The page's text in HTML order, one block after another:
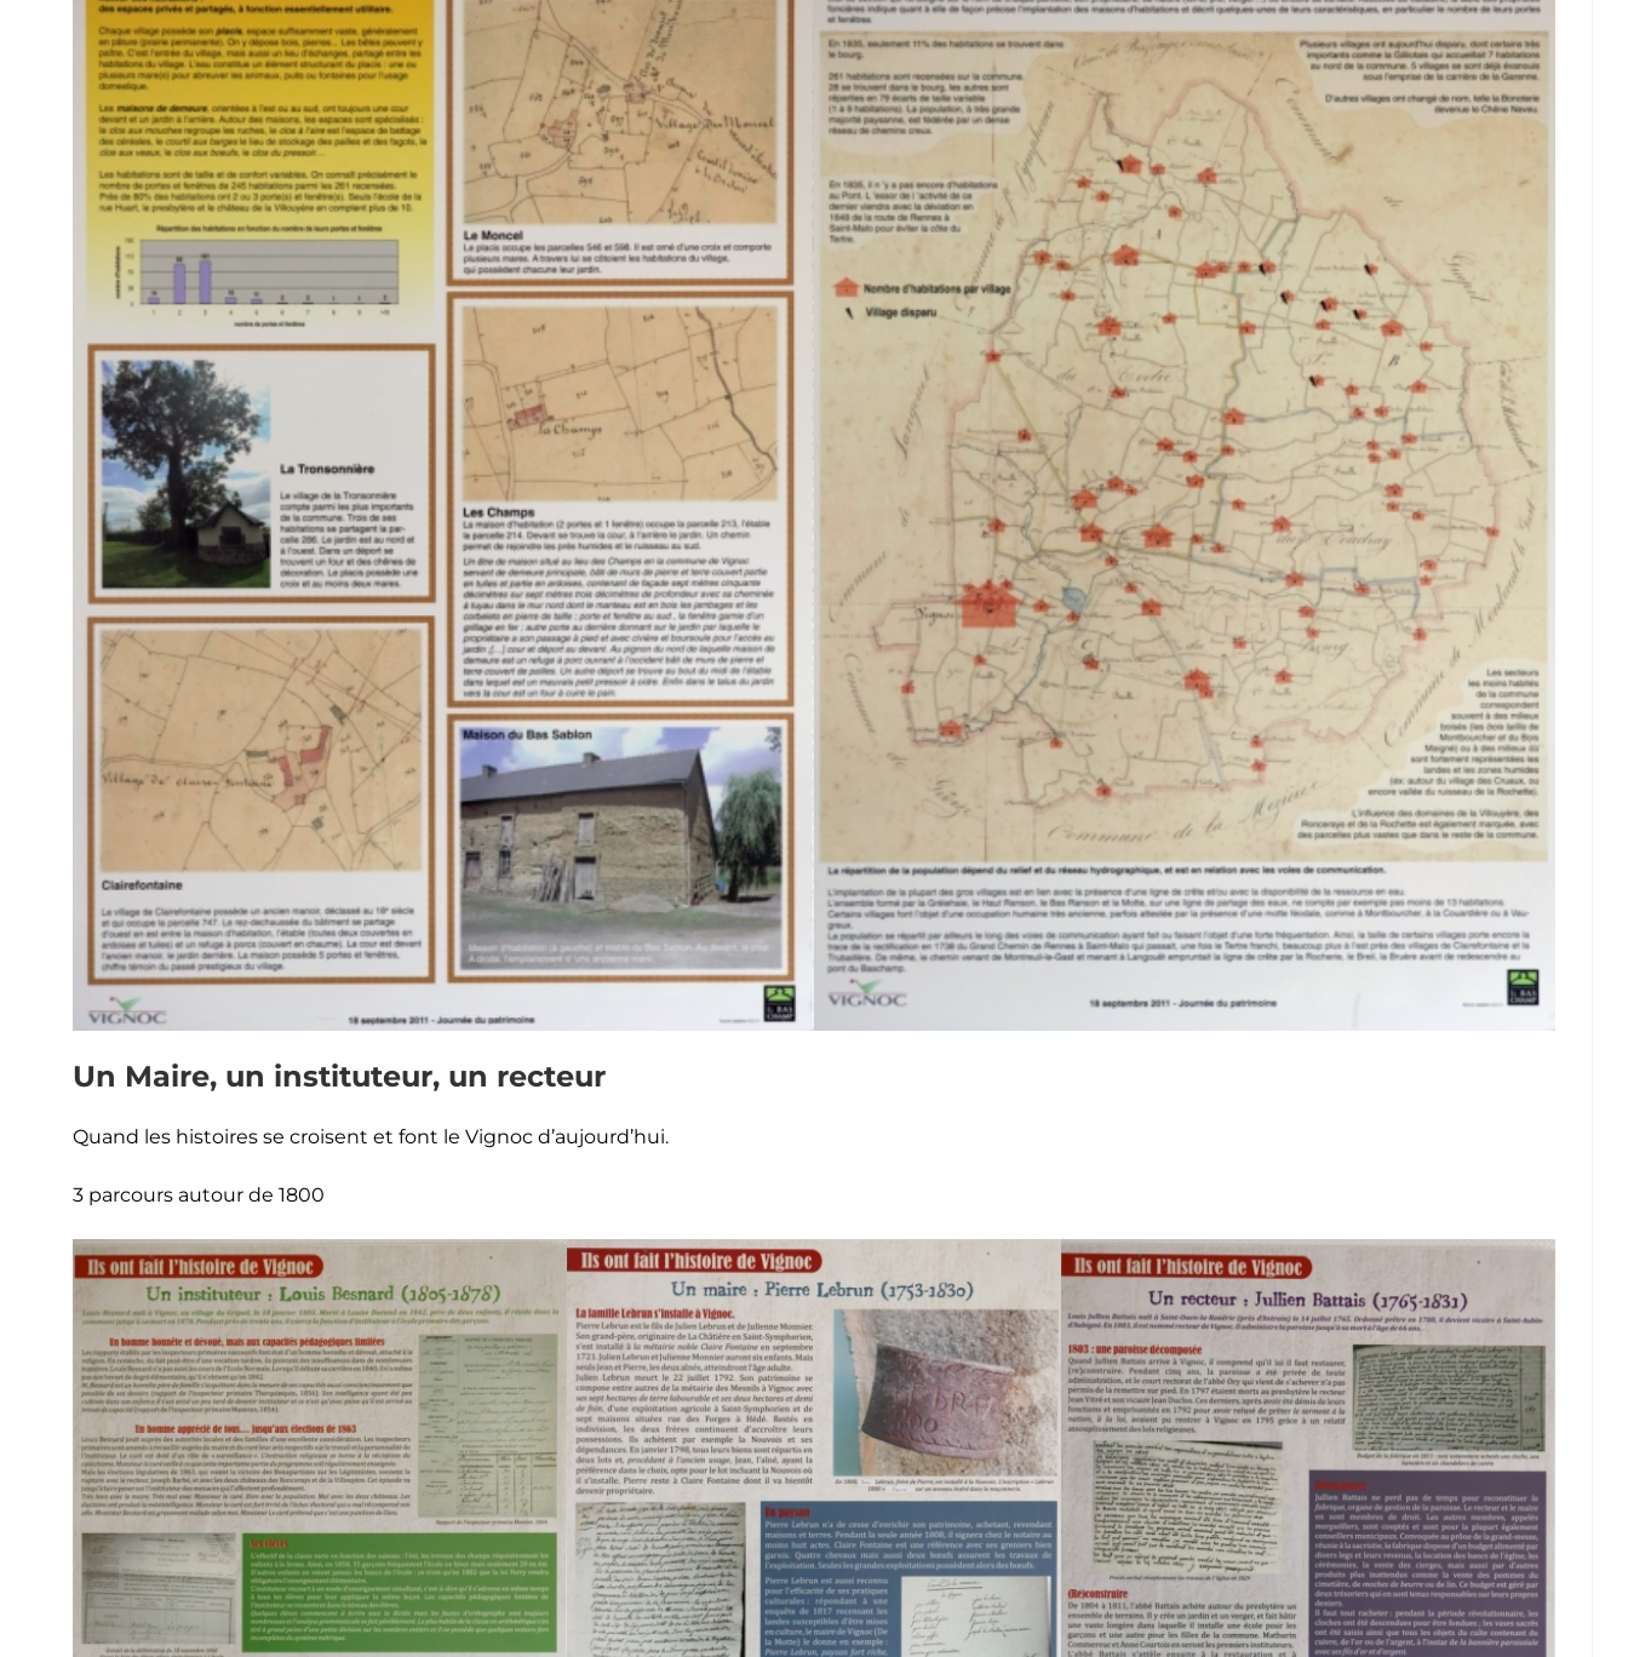
Un Maire, un instituteur, un recteur
Quand les histoires se croisent et font le Vignoc d’aujourd’hui.
3 parcours autour de 1800